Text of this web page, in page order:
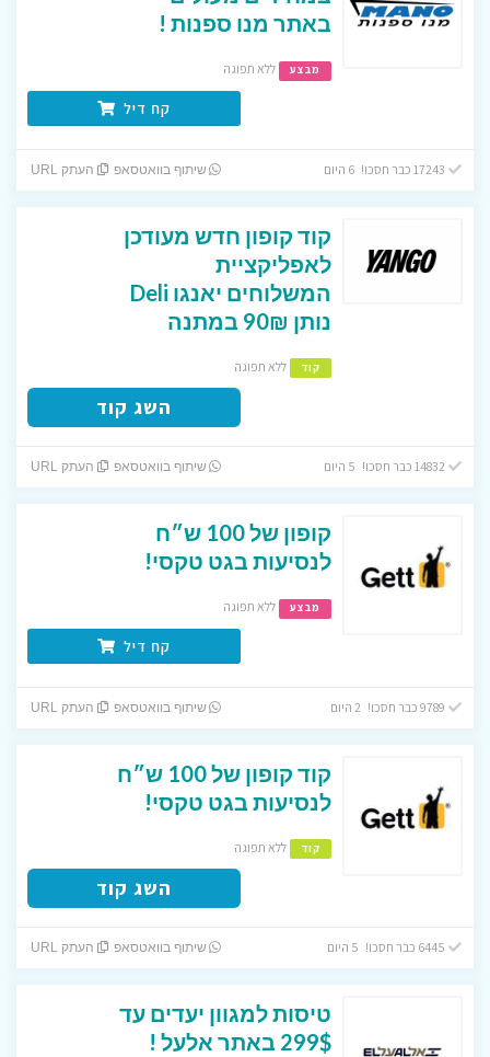
באתר מנו ספנות !
מבצע ללא תפוגה
קח דיל
שיתוף בוואטסאפ העתק URL
קוד קופון חדש מעודכן
לאפליקציית
המשלוחים יאנגו Deli
נותן 90₪ במתנה
קוד ללא תפוגה
השג קוד
14832 כבר חסכו! 5 היום שיתוף בוואטסאפ העתק URL
קופון של 100 ש״ח
לנסיעות בגט טקסי!
מבצע ללא תפוגה
קח דיל
שיתוף בוואטסאפ העתק URL
קוד קופון של 100 ש״ח
לנסיעות בגט טקסי!
קוד ללא תפוגה
השג קוד
שיתוף בוואטסאפ העתק URL
טיסות למגוון יעדים עד
299$ באתר אלעל !